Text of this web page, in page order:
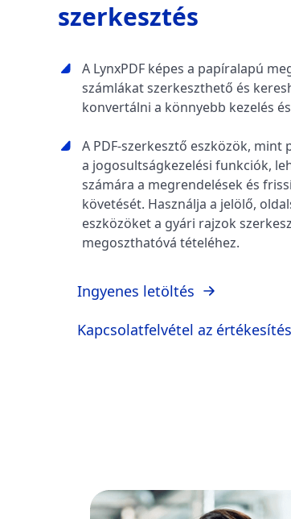
szerkesztés
A LynxPDF képes a papíralapú
számlákat szerkeszthető és
konvertálni a könnyebb kezelés
A PDF-szerkesztő eszközök, mint
a jogosultságkezelési funkciók,
számára a megrendelések és
követését. Használja a jelölő,
eszközöket a gyári rajzok
megoszthatóvá tételéhez.
Ingyenes letöltés
Kapcsolatfelvétel az